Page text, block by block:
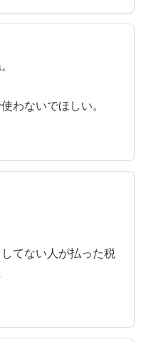
わないでほしい。
てない人が払った税